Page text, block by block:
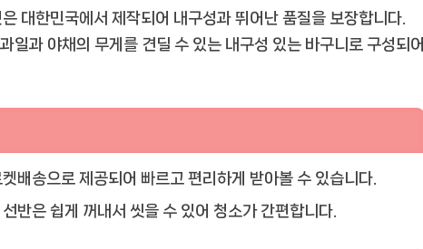
대한민국에서 제작되어 내구성과 뛰어난 품질을 보장합니다.
야채의 무게를 견딜 수 있는 내구성 있는 바구니로 구성되어
배송으로 제공되어 빠르고 편리하게 받아볼 수 있습니다.
반은 쉽게 꺼내서 씻을 수 있어 청소가 간편합니다.